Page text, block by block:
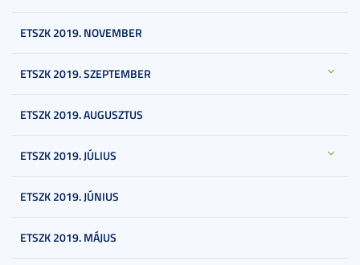
ETSZK 2019. NOVEMBER
ETSZK 2019. SZEPTEMBER
ETSZK 2019. AUGUSZTUS
ETSZK 2019. JÚLIUS
ETSZK 2019. JÚNIUS
ETSZK 2019. MÁJUS